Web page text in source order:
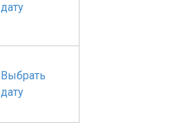
дату
Выбрать
дату